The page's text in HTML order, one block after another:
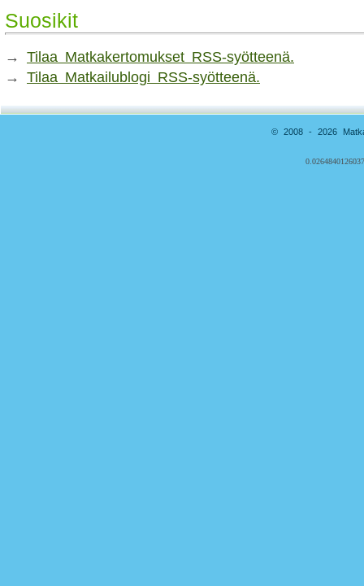
Suosikit
→ Tilaa Matkakertomukset RSS-syötteenä.
→ Tilaa Matkailublogi RSS-syötteenä.
© 2008 - 2026